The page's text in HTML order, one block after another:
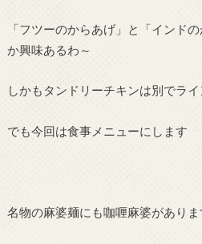
「フツーのからあげ」と「インド
か興味あるわ～
しかもタンドリーチキンは別でラ
でも今回は食事メニューにします
名物の麻婆麺にも咖喱麻婆があり